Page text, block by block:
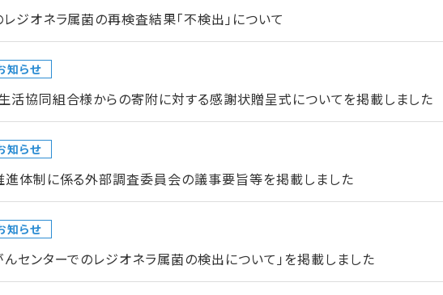
ジオネラ属菌の再検査結果「不検出」について
知らせ
活協同組合様からの寄附に対する感謝状贈呈式についてを掲載しました
知らせ
体制に係る外部調査委員会の議事要旨等を掲載しました
知らせ
センターでのレジオネラ属菌の検出について」を掲載しました